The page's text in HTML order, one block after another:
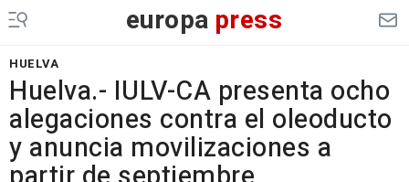
europa press
HUELVA
Huelva.- IULV-CA presenta ocho
alegaciones contra el oleoducto
y anuncia movilizaciones a